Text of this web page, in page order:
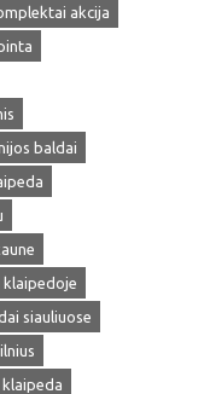
akcija
baldai
siauliuose